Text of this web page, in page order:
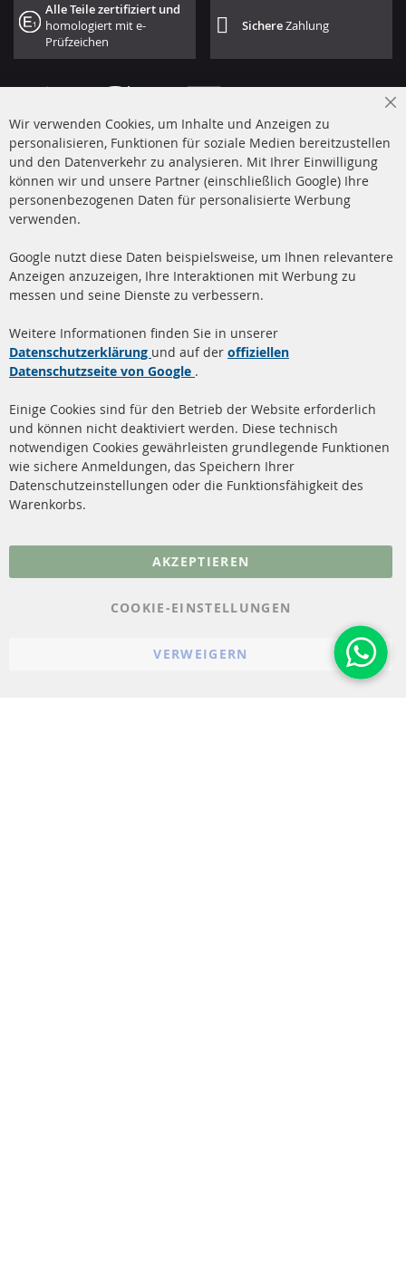
Alle Teile zertifiziert und
homologiert mit e-
Prüfzeichen
SichereZahlung
+49 (0) 4533 799 00 0
Mo-Do: 09-17 Uhr, Fr 09-16 Uhr
info@contra-automotive.de
facebook
instagram
Quick Links
Dieselpartikelfilter (DPF)
Dieselpartikelfilter
Katalysator (KAT)
Sensoren
FAQ
Kundenservice
Über uns
Versandkosten
Kontakt
Vertrag widerrufen
Wir verwenden Cookies, um Inhalte und Anzeigen zu
personalisieren, Funktionen für soziale Medien bereitzustellen
und den Datenverkehr zu analysieren. Mit Ihrer Einwilligung
können wir und unsere Partner (einschließlich Google) Ihre
personenbezogenen Daten für personalisierte Werbung
verwenden.
Google nutzt diese Daten beispielsweise, um Ihnen relevantere
Anzeigen anzuzeigen, Ihre Interaktionen mit Werbung zu
messen und seine Dienste zu verbessern.
Weitere Informationen finden Sie in unserer
Datenschutzerklärung und auf der offiziellen
Datenschutzseite von Google .
Einige Cookies sind für den Betrieb der Website erforderlich
und können nicht deaktiviert werden. Diese technisch
notwendigen Cookies gewährleisten grundlegende Funktionen
wie sichere Anmeldungen, das Speichern Ihrer
Datenschutzeinstellungen oder die Funktionsfähigkeit des
Warenkorbs.
AKZEPTIEREN
COOKIE-EINSTELLUNGEN
VERWEIGERN